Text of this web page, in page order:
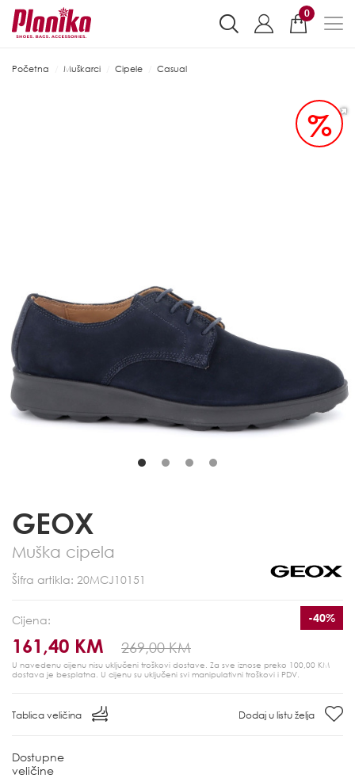
0
Početna Muškarci Cipele Casual
%
GEOX
Muška cipela
Šifra artikla: 20MCJ10151
Cijena:
161,40 KM 269,00 KM
-40%
U navedenu cijenu nisu uključeni troškovi dostave. Za sve iznose preko 100,00 KM
dostava je besplatna. U cijenu su uključeni svi manipulativni troškovi i PDV.
Tablica veličina Dodaj u listu želja
Dostupne
veličine